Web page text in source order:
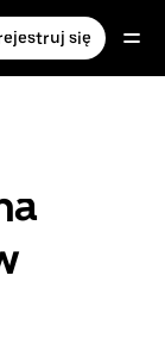
się